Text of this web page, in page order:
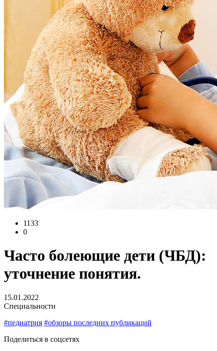
1133
0
Часто болеющие дети (ЧБД):
уточнение понятия.
15.01.2022
Специальности
#педиатрия #обзоры последних публикаций
Поделиться в соцсетях